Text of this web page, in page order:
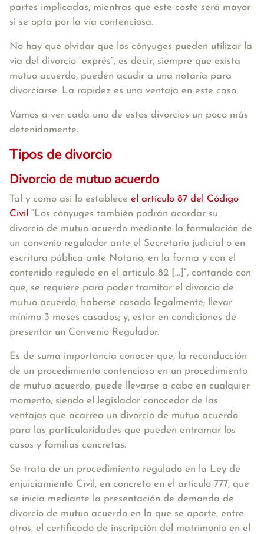
partes implicadas, mientras que este coste será mayor
si se opta por la vía contenciosa.
No hay que olvidar que los cónyuges pueden utilizar la
vía del divorcio “exprés”, es decir, siempre que exista
mutuo acuerdo, pueden acudir a una notaría para
divorciarse. La rapidez es una ventaja en este caso.
Vamos a ver cada uno de estos divorcios un poco más
detenidamente.
Tipos de divorcio
Divorcio de mutuo acuerdo
Tal y como así lo establece el artículo 87 del Código
Civil “Los cónyuges también podrán acordar su
divorcio de mutuo acuerdo mediante la formulación de
un convenio regulador ante el Secretario judicial o en
escritura pública ante Notario, en la forma y con el
contenido regulado en el artículo 82 [...]”, contando con
que, se requiere para poder tramitar el divorcio de
mutuo acuerdo; haberse casado legalmente; llevar
mínimo 3 meses casados; y, estar en condiciones de
presentar un Convenio Regulador.
Es de suma importancia conocer que, la reconducción
de un procedimiento contencioso en un procedimiento
de mutuo acuerdo, puede llevarse a cabo en cualquier
momento, siendo el legislador conocedor de las
ventajas que acarrea un divorcio de mutuo acuerdo
para las particularidades que pueden entramar los
casos y familias concretas.
Se trata de un procedimiento regulado en la Ley de
enjuiciamiento Civil, en concreto en el artículo 777, que
se inicia mediante la presentación de demanda de
divorcio de mutuo acuerdo en la que se aporte, entre
otros, el certificado de inscripción del matrimonio en el